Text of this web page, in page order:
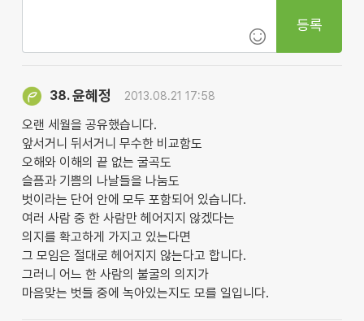
등록
38.윤혜정 2013.08.21 17:58
오랜 세월을 공유했습니다.
앞서거니 뒤서거니 무수한 비교함도
오해와 이해의 끝 없는 굴곡도
슬픔과 기쁨의 나날들을 나눔도
벗이라는 단어 안에 모두 포함되어 있습니다.
여러 사람 중 한 사람만 헤어지지 않겠다는
의지를 확고하게 가지고 있는다면
그 모임은 절대로 헤어지지 않는다고 합니다.
그러니 어느 한 사람의 불굴의 의지가
마음맞는 벗들 중에 녹아있는지도 모를 일입니다.